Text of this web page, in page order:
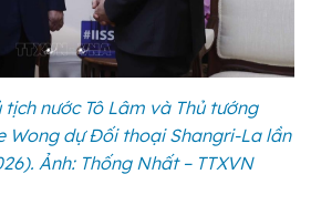
tịch nước Tô Lâm và Thủ tướng
Wong dự Đối thoại Shangri-La lần
Ảnh: Thống Nhất – TTXVN